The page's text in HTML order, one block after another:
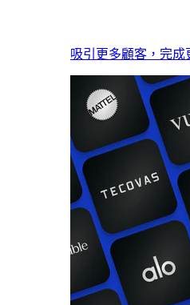
吸引更多顧客，完成